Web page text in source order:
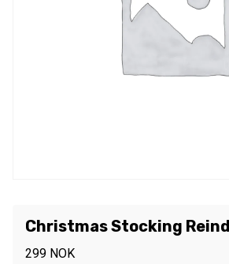
Christmas Stocking
299 NOK